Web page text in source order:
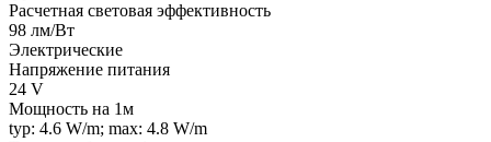
Расчетная световая эффективность
98 лм/Вт
Электрические
Напряжение питания
24 V
Мощность на 1м
typ: 4.6 W/m; max: 4.8 W/m